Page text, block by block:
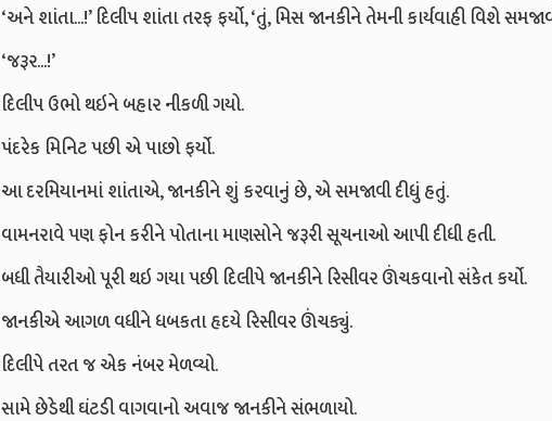
‘અને શાંતા...!’ દિલીપ શાંતા તરફ ફર્યો, ‘તું, મિસ જાનકીને તેમની કાર્યવાહી વિશે
‘જરૂર...!’
દિલીપ ઉભો થઇને બહાર નીકળી ગયો.
પંદરેક મિનિટ પછી એ પાછો ફર્યો.
આ દરમિયાનમાં શાંતાએ, જાનકીને શું કરવાનું છે, એ સમજાવી દીધું હતું.
વામનરાવે પણ ફોન કરીને પોતાના માણસોને જરૂરી સૂચનાઓ આપી દીધી હતી.
બધી તૈયારીઓ પૂરી થઇ ગયા પછી દિલીપે જાનકીને રિસીવર ઊંચકવાનો સંકેત કર્યો.
જાનકીએ આગળ વધીને ધબકતા હૃદયે રિસીવર ઊંચક્યું.
દિલીપે તરત જ એક નંબર મેળવ્યો.
સામે છેડેથી ઘંટડી વાગવાનો અવાજ જાનકીને સંભળાયો.